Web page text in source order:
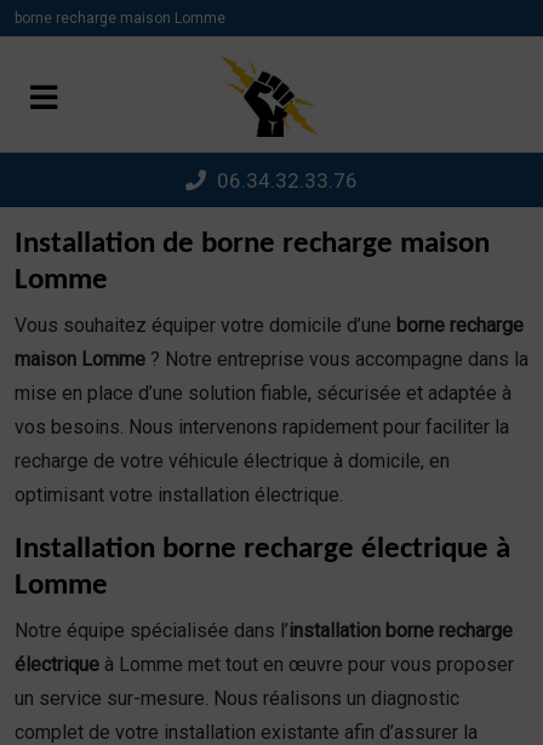
borne recharge maison Lomme
06.34.32.33.76
Installation de borne recharge maison
Lomme
Vous souhaitez équiper votre domicile d’une borne recharge
maison Lomme ? Notre entreprise vous accompagne dans la
mise en place d’une solution fiable, sécurisée et adaptée à
vos besoins. Nous intervenons rapidement pour faciliter la
recharge de votre véhicule électrique à domicile, en
optimisant votre installation électrique.
Installation borne recharge électrique à
Lomme
Notre équipe spécialisée dans l’installation borne recharge
électrique à Lomme met tout en œuvre pour vous proposer
un service sur-mesure. Nous réalisons un diagnostic
complet de votre installation existante afin d’assurer la
Panneau de gestion des cookies